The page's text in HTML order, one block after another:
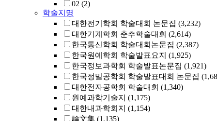
02 (2)
학술지명
대한전기학회 학술대회 논문집 (3,232)
대한기계학회 춘추학술대회 (2,614)
한국통신학회 학술대회논문집 (2,387)
한국원예학회 학술발표요지 (1,925)
한국정보과학회 학술발표논문집 (1,921)
한국정밀공학회 학술발표대회 논문집
대한전자공학회 학술대회 (1,340)
원예과학기술지 (1,175)
대한내과학회지 (1,154)
論文集 (1,135)